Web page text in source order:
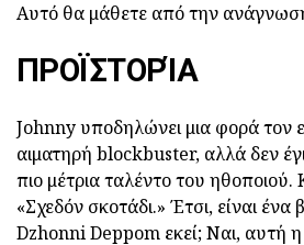
Αυτό θα μάθετε από την
ΠΡΟΪΣΤΟΡΊΑ
Johnny υποδηλώνει μια φορά τον
αιματηρή blockbuster, αλλά δεν
πιο μέτρια ταλέντο του ηθοποιού.
«Σχεδόν σκοτάδι.» Έτσι, είναι ένα
Dzhonni Deppom εκεί; Ναι, αυτή